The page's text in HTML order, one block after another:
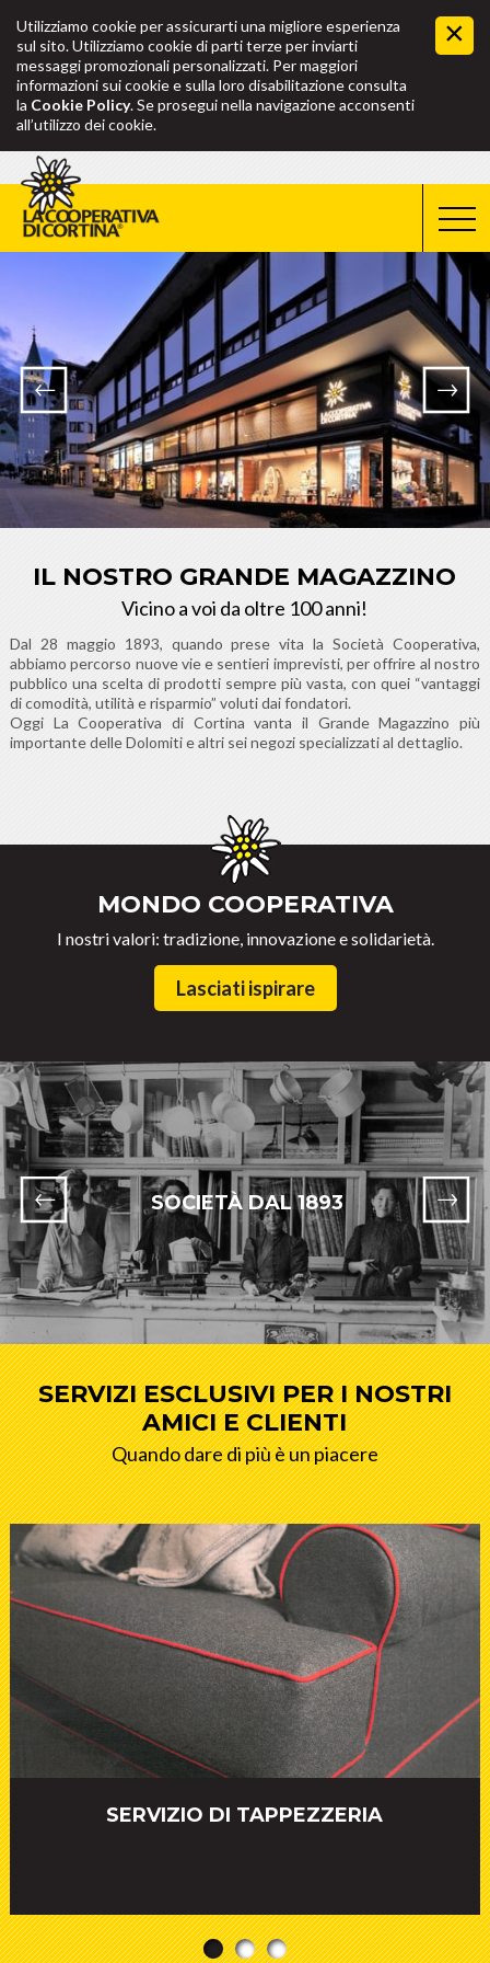
Utilizziamo cookie per assicurarti una migliore esperienza
sul sito. Utilizziamo cookie di parti terze per inviarti
messaggi promozionali personalizzati. Per maggiori
informazioni sui cookie e sulla loro disabilitazione consulta
la Cookie Policy. Se prosegui nella navigazione acconsenti
all’utilizzo dei cookie.
IL NOSTRO GRANDE MAGAZZINO
Vicino a voi da oltre 100 anni!
Dal 28 maggio 1893, quando prese vita la Società Cooperativa,
abbiamo percorso nuove vie e sentieri imprevisti, per offrire al nostro
pubblico una scelta di prodotti sempre più vasta, con quei “vantaggi
di comodità, utilità e risparmio” voluti dai fondatori.
Oggi La Cooperativa di Cortina vanta il Grande Magazzino più
importante delle Dolomiti e altri sei negozi specializzati al dettaglio.
MONDO COOPERATIVA
I nostri valori: tradizione, innovazione e solidarietà.
Lasciati ispirare
SOCIETÀ DAL 1893
SERVIZI ESCLUSIVI PER I NOSTRI
AMICI E CLIENTI
Quando dare di più è un piacere
SERVIZIO DI TAPPEZZERIA